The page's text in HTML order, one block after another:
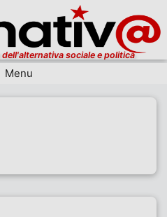
sociale e politica
Menu